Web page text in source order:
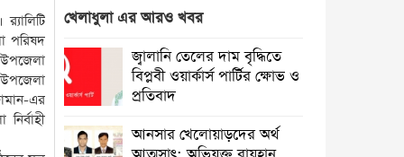
পরিষদ
এর
রাঙামাটির কল্যাণপুরে বৈদ্যুতিক শর্ট
সার্কিটে দুই দোকান পুড়ে ছাই
রাঙামাটিতে “ফিরে দেখা রক্তঝরা জুলাই-
আগস্ট প্রত্যাশা আর প্রাপ্তি শীর্ষক
“কথকতা” অনুষ্ঠান অনুষ্ঠিত
খেলাধুলা এর আরও খবর
জ্বালানি তেলের দাম বৃদ্ধিতে
বিপ্লবী ওয়ার্কার্স পার্টির ক্ষোভ ও
প্রতিবাদ
আনসার খেলোয়াড়দের অর্থ